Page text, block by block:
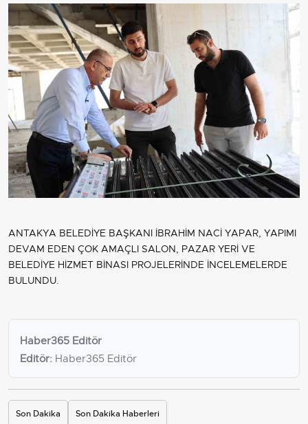
ANTAKYA BELEDİYE BAŞKANI İBRAHİM NACİ YAPAR, YAPIMI
DEVAM EDEN ÇOK AMAÇLI SALON, PAZAR YERİ VE
BELEDİYE HİZMET BİNASI PROJELERİNDE İNCELEMELERDE
BULUNDU.
Haber365 Editör
Editör: Haber365 Editör
Son Dakika Son Dakika Haberleri